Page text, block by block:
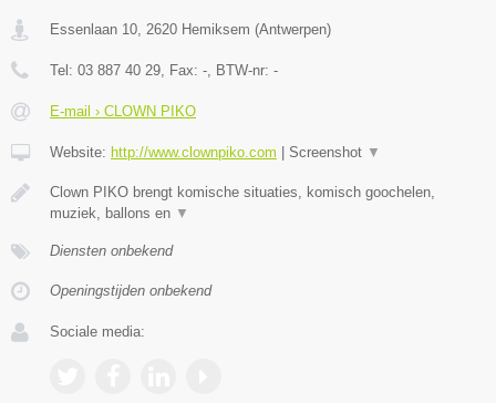
Essenlaan 10 2620 Hemiksem (Antwerpen)
Tel: 03 887 40 29 , Fax: - , BTW-nr: -
E-mail › CLOWN PIKO
Website: http://www.clownpiko.com Screenshot ▼
Clown PIKO brengt komische situaties, komisch goochelen,
muziek, ballons en ▼
Diensten onbekend
Openingstijden onbekend
Sociale media: